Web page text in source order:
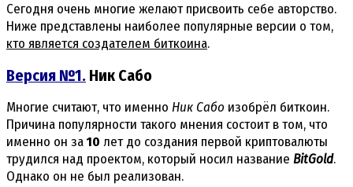
Сегодня очень многие желают присвоить себе авторство.
Ниже представлены наиболее популярные версии о том,
кто является создателем биткоина.
Версия №1. Ник Сабо
Многие считают, что именно Ник Сабо изобрёл биткоин.
Причина популярности такого мнения состоит в том, что
именно он за10 лет до создания первой криптовалюты
трудился над проектом, который носил название BitGold.
Однако он не был реализован.